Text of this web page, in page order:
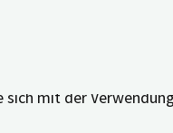
um Ihnen die
mit der